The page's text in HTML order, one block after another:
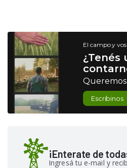
El campo y vos
¿Tenés
Escribinos
¡Enterate de
Ingresá tu e-mail y